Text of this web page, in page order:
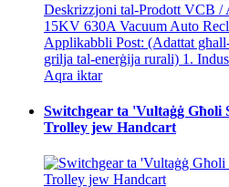
Deskrizzjoni tal-Prodott VCB
15KV 630A Vacuum Auto
Applikabbli Post: (Adattat
grilja tal-enerġija rurali) 1.
Aqra iktar
Switchgear ta 'Vultaġġ
Trolley jew Handcart